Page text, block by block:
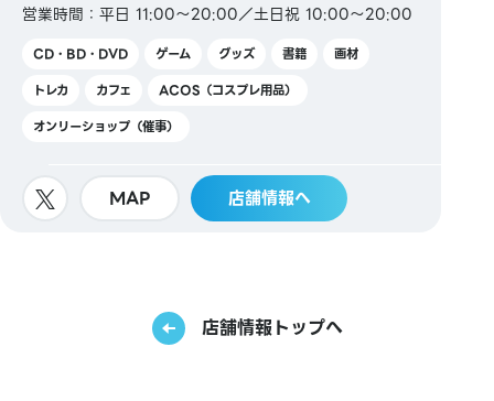
営業時間：平日 11:00～20:00／土日祝 10:00～20:00
CD・BD・DVD ゲーム グッズ 書籍
画材
トレカ
カフェ
ACOS（コスプレ用品）
オンリーショップ（催事）
MAP 店舗情報へ
店舗情報トップへ